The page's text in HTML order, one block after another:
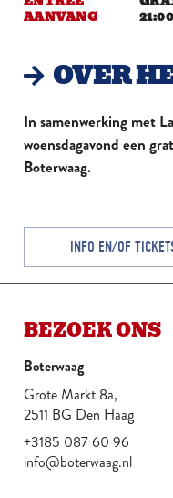
AANVANG 21:00
OVER
In samenwerking met
woensdagavond een
Boterwaag.
INFO EN/OF
BEZOEK ONS
Boterwaag
Grote Markt 8a,
2511 BG Den Haag
+3185 087 60 96
info@boterwaag.nl